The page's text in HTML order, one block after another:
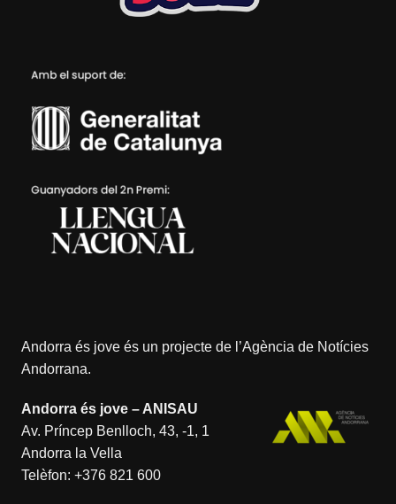
Andorra és jove és un projecte de l’Agència de Notícies
Andorrana.
Andorra és jove – ANISAU
Av. Príncep Benlloch, 43, -1, 1
Andorra la Vella
Telèfon: +376 821 600